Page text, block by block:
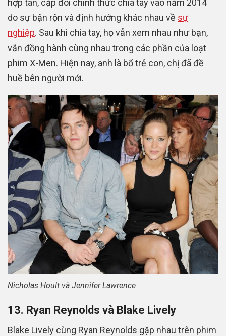
do sự bận rộn và định hướng khác nhau về sự
nghiệp. Sau khi chia tay, họ vẫn xem nhau như bạn,
vẫn đồng hành cùng nhau trong các phần của loạt
phim X-Men. Hiện nay, anh là bố trẻ con, chị đã đề
huề bên người mới.
Nicholas Hoult và Jennifer Lawrence
13. Ryan Reynolds và Blake Lively
Blake Lively cùng Ryan Reynolds gặp nhau trên phim